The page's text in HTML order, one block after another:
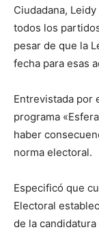
Ciudadana,
todos los
pesar de que la
fecha para esas
Entrevistada por
programa
haber
norma electoral.
Especificó que
Electoral
de la